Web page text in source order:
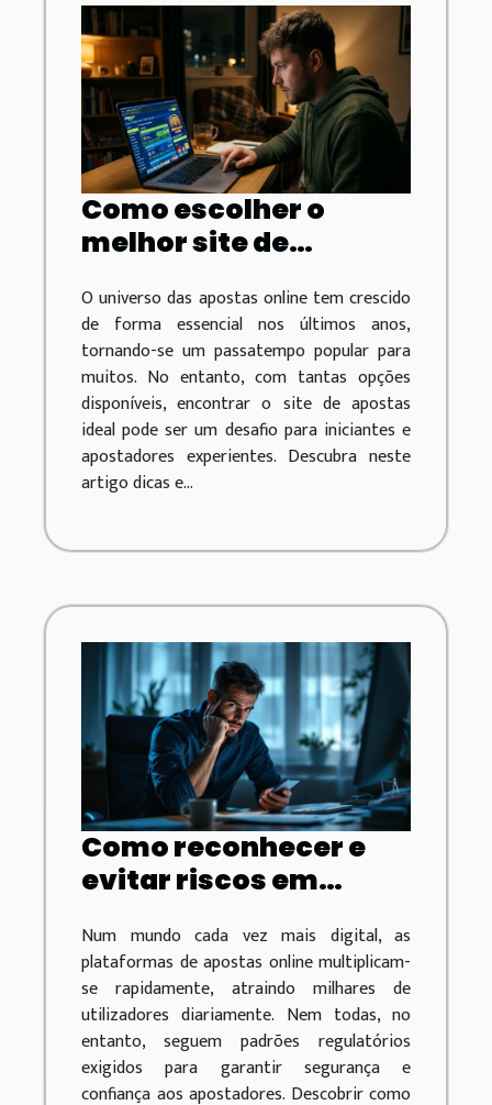
Como escolher o
melhor site de
suas necessidades?
O universo das apostas online tem crescido
de forma essencial nos últimos anos,
tornando-se um passatempo popular para
muitos. No entanto, com tantas opções
disponíveis, encontrar o site de apostas
ideal pode ser um desafio para iniciantes e
apostadores experientes. Descubra neste
artigo dicas e...
Como reconhecer e
evitar riscos em
apostas não
aprovadas
Num mundo cada vez mais digital, as
plataformas de apostas online multiplicam-
se rapidamente, atraindo milhares de
utilizadores diariamente. Nem todas, no
entanto, seguem padrões regulatórios
exigidos para garantir segurança e
confiança aos apostadores. Descobrir como